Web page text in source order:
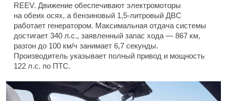
REEV. Движение обеспечивают электромоторы
на обеих осях, а бензиновый 1,5-литровый ДВС
работает генератором. Максимальная отдача системы
достигает 340 л.с., заявленный запас хода — 867 км,
разгон до 100 км/ч занимает 6,7 секунды.
Производитель указывает полный привод и мощность
122 л.с. по ПТС.